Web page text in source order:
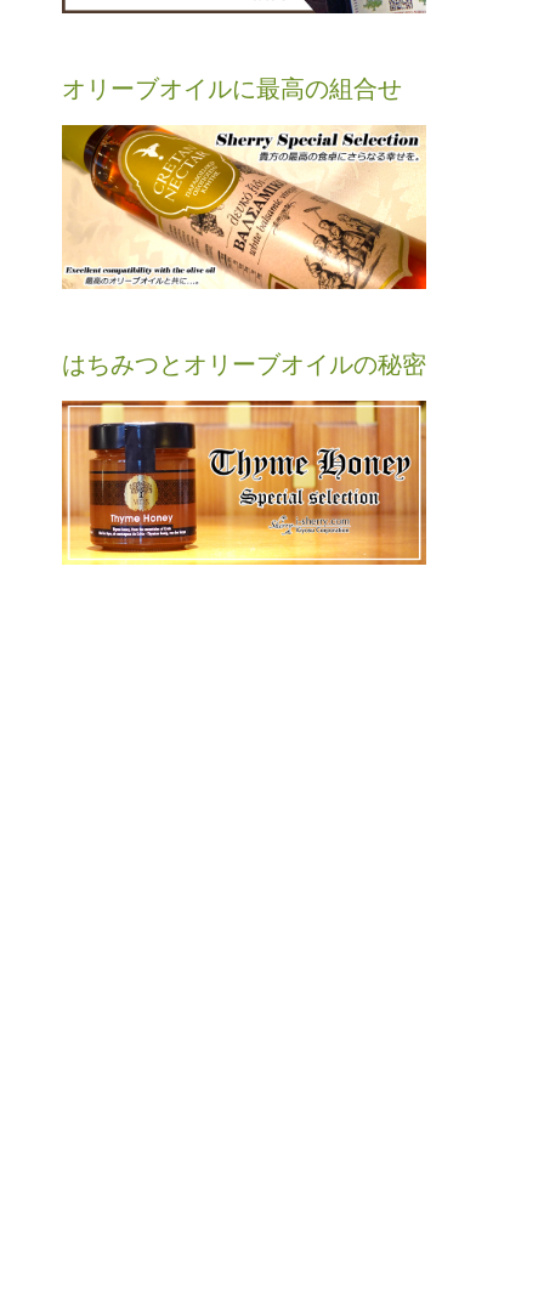
オリーブオイルに最高の組合せ
はちみつとオリーブオイルの秘密